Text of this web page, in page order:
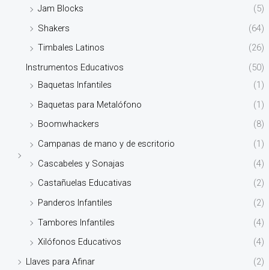
Jam Blocks
(5)
Shakers
(64)
Timbales Latinos
(26)
Instrumentos Educativos
(50)
Baquetas Infantiles
(1)
Baquetas para Metalófono
(1)
Boomwhackers
(8)
Campanas de mano y de escritorio
(1)
Cascabeles y Sonajas
(4)
Castañuelas Educativas
(2)
Panderos Infantiles
(2)
Tambores Infantiles
(4)
Xilófonos Educativos
(4)
Llaves para Afinar
(2)